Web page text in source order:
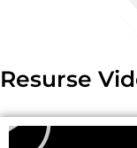
Resurse